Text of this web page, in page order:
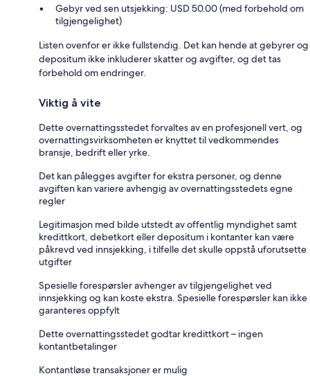
Gebyr ved sen utsjekking: USD 50.00 (med forbehold om
tilgjengelighet)
Listen ovenfor er ikke fullstendig. Det kan hende at gebyrer og
depositum ikke inkluderer skatter og avgifter, og det tas
forbehold om endringer.
Viktig å vite
Dette overnattingsstedet forvaltes av en profesjonell vert, og
overnattingsvirksomheten er knyttet til vedkommendes
bransje, bedrift eller yrke.
Det kan pålegges avgifter for ekstra personer, og denne
avgiften kan variere avhengig av overnattingsstedets egne
regler
Legitimasjon med bilde utstedt av offentlig myndighet samt
kredittkort, debetkort eller depositum i kontanter kan være
påkrevd ved innsjekking, i tilfelle det skulle oppstå uforutsette
utgifter
Spesielle forespørsler avhenger av tilgjengelighet ved
innsjekking og kan koste ekstra. Spesielle forespørsler kan ikke
garanteres oppfylt
Dette overnattingsstedet godtar kredittkort – ingen
kontantbetalinger
Kontantløse transaksjoner er mulig